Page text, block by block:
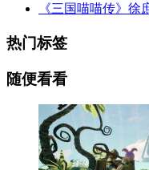
《三国喵喵传》徐
热门标签
随便看看